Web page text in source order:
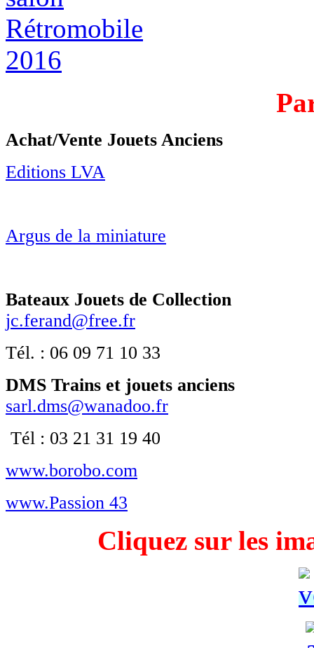
Achat/Vente Jouets Anciens
Editions LVA
Argus de la miniature
Bateaux Jouets de Collection
jc.ferand@free.fr
Tél. : 06 09 71 10 33
DMS Trains et jouets anciens
sarl.dms@wanadoo.fr
Tél : 03 21 31 19 40
www.borobo.com
www.Passion 43
Cliquez sur les